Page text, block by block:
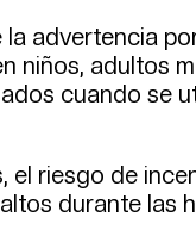
la advertencia
niños, adultos
cuando se
riesgo de
durante las